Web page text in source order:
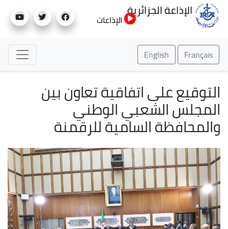
إلى
الإذاعة الجزائرية
الإذاعات
Français
English
التوقيع على اتفاقية تعاون بين
المجلس الشعبي الوطني
والمحافظة السامية للرقمنة